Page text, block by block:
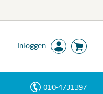
Inloggen
010-4731397